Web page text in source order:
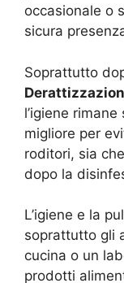
occasionale o
sicura
Soprattutto
l’igiene
migliore per
roditori, sia
dopo la
L’igiene e la
soprattutto gli
cucina o un
prodotti